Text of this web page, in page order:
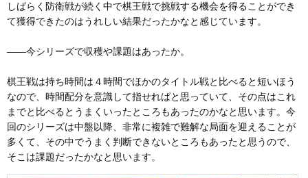
しばらく防衛戦が続く中で棋王戦で挑戦する機会を得ることができ
て獲得できたのはうれしい結果だったかなと感じています。
――今シリーズで収穫や課題はあったか。
棋王戦は持ち時間は４時間でほかのタイトル戦と比べると短いほう
なので、時間配分を意識して指せればと思っていて、その点はこれ
までと比べるとうまくいったところもあったのかなと思います。今
回のシリーズは中盤以降、非常に複雑で難解な局面を迎えることが
多くて、その中でうまく判断できないところもあったと思うので、
そこは課題だったかなと思います。